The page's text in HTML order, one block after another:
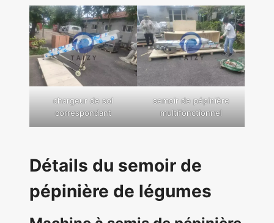
chargeur de sol
correspondant
semoir de pépinière
multifonctionnel
Détails du semoir de
pépinière de légumes